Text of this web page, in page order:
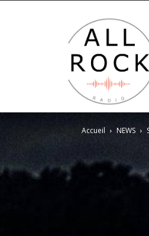
Accueil NEWS